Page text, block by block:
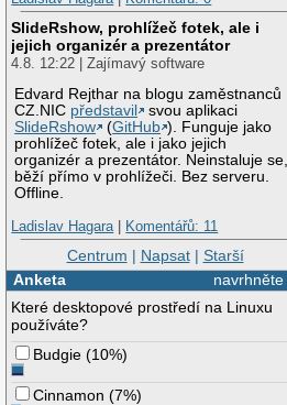
SlideRshow, prohlížeč fotek, ale i
jejich organizér a prezentátor
4.8. 12:22 | Zajímavý software
Edvard Rejthar na blogu zaměstnanců
CZ.NIC představil
svou aplikaci
SlideRshow
(GitHub ). Funguje jako
prohlížeč fotek, ale i jako jejich
organizér a prezentátor. Neinstaluje se,
běží přímo v prohlížeči. Bez serveru.
Offline.
Ladislav Hagara| Komentářů: 11
Centrum | Napsat| Starší
navrhněte
Anketa
Které desktopové prostředí na Linuxu
používáte?
Budgie (10%)
Cinnamon (7%)